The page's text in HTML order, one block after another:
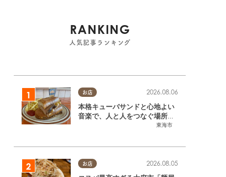
RANKING
人気記事ランキング
お店
東海市
2026.08.06
本格キューバサンドと心地よい
音楽で、人と人をつなぐ場所。
東海市「JAMMIN'STANDHOU
お店 2026.08.05